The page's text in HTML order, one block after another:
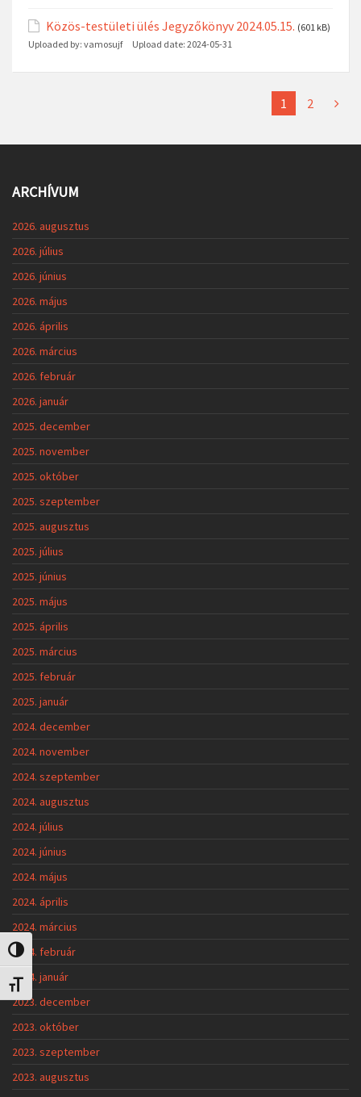
Nagy kontraszt váltása
Betűméret váltása
Közös-testületi ülés Jegyzőkönyv 2024.05.15. (601 kB)
Uploaded by: vamosujf Upload date: 2024-05-31
1 2
ARCHÍVUM
2026. augusztus
2026. július
2026. június
2026. május
2026. április
2026. március
2026. február
2026. január
2025. december
2025. november
2025. október
2025. szeptember
2025. augusztus
2025. július
2025. június
2025. május
2025. április
2025. március
2025. február
2025. január
2024. december
2024. november
2024. szeptember
2024. augusztus
2024. július
2024. június
2024. május
2024. április
2024. március
2024. február
2024. január
2023. december
2023. október
2023. szeptember
2023. augusztus